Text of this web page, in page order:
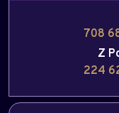
708
Z
224